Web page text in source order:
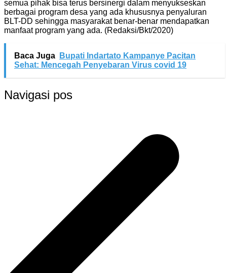
semua pihak bisa terus bersinergi dalam menyukseskan
berbagai program desa yang ada khususnya penyaluran
BLT-DD sehingga masyarakat benar-benar mendapatkan
manfaat program yang ada. (Redaksi/Bkt/2020)
Baca Juga
Bupati Indartato Kampanye Pacitan
Sehat: Mencegah Penyebaran Virus covid 19
Navigasi pos